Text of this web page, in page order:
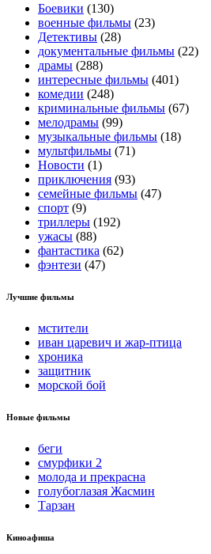
Боевики (130)
военные фильмы (23)
Детективы (28)
документальные фильмы (22)
драмы (288)
интересные фильмы (401)
комедии (248)
криминальные фильмы (67)
мелодрамы (99)
музыкальные фильмы (18)
мультфильмы (71)
Новости (1)
приключения (93)
семейные фильмы (47)
спорт (9)
триллеры (192)
ужасы (88)
фантастика (62)
фэнтези (47)
Лучшие фильмы
мстители
иван царевич и жар-птица
хроника
защитник
морской бой
Новые фильмы
беги
смурфики 2
молода и прекрасна
голубоглазая Жасмин
Тарзан
Киноафиша